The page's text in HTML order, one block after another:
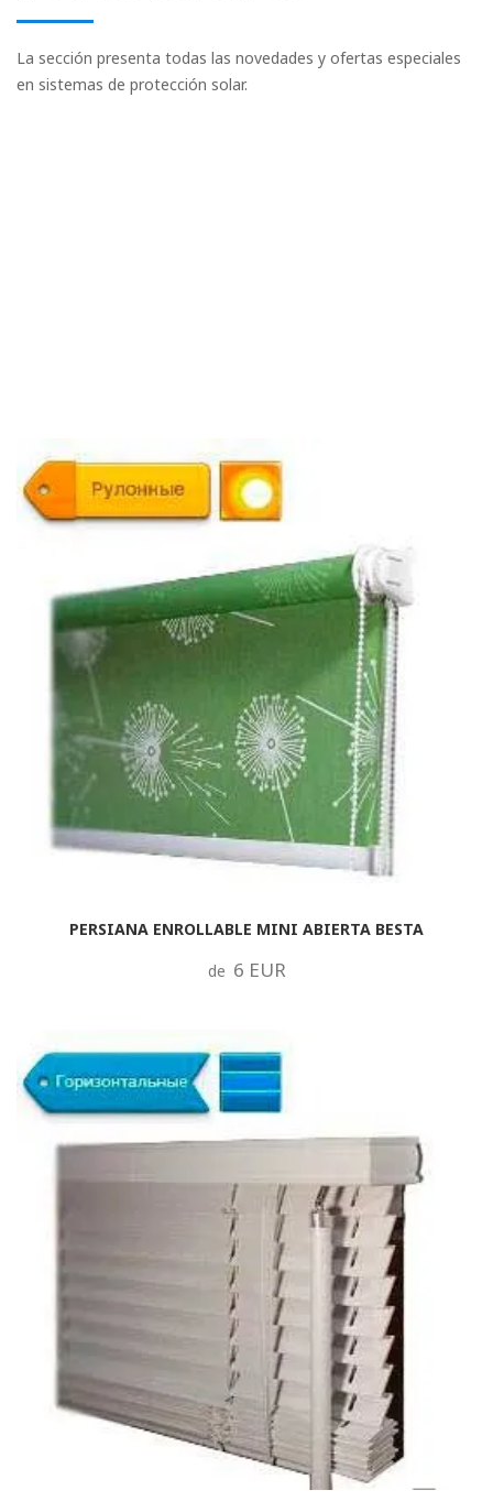
La sección presenta todas las novedades y ofertas especiales
en sistemas de protección solar.
PERSIANA ENROLLABLE MINI ABIERTA BESTA
de 6 EUR